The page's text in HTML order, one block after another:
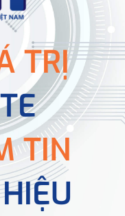
TRỊ
TIN